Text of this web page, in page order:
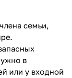
семьи,
в
или у входной